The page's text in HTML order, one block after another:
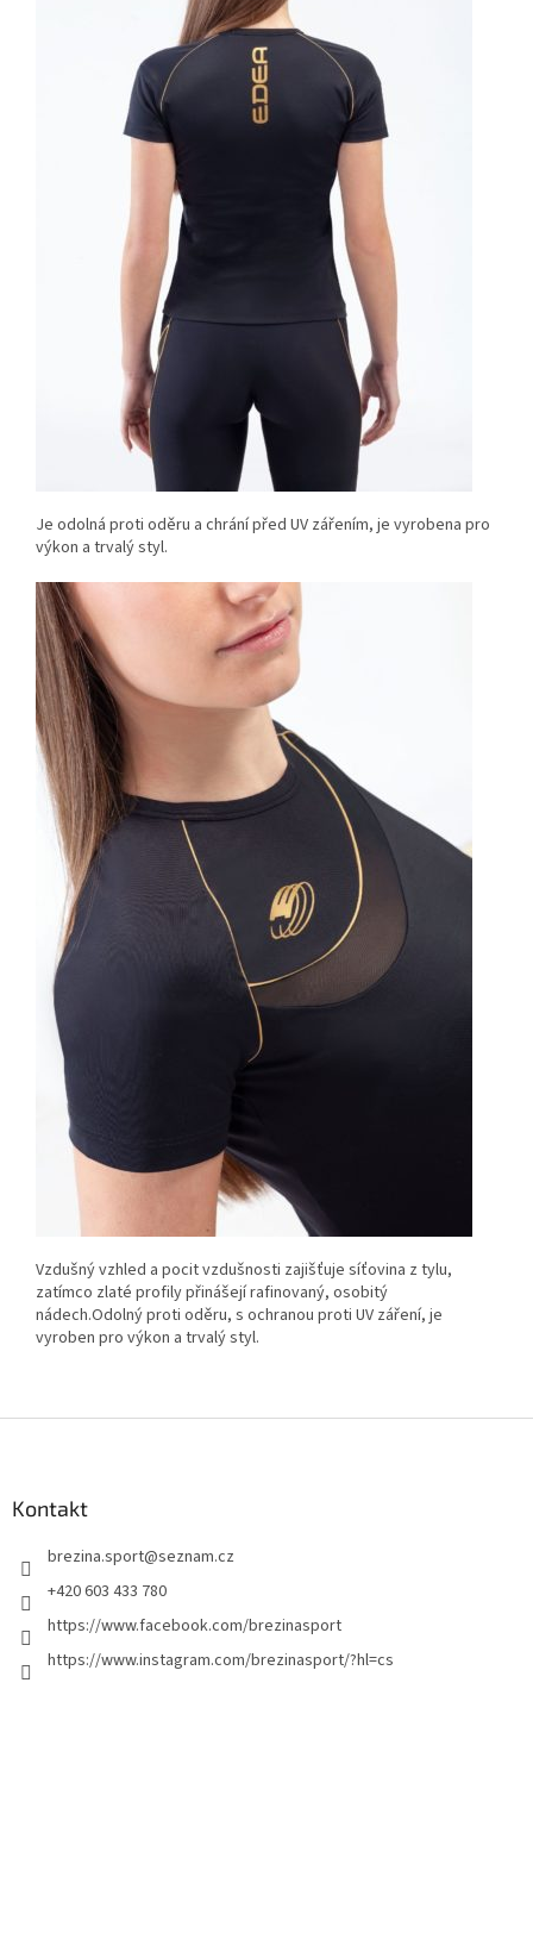
Je odolná proti oděru a chrání před UV zářením, je vyrobena pro
výkon a trvalý styl.
Vzdušný vzhled a pocit vzdušnosti zajišťuje síťovina z tylu,
zatímco zlaté profily přinášejí rafinovaný, osobitý
nádech.Odolný proti oděru, s ochranou proti UV záření, je
vyroben pro výkon a trvalý styl.
Kontakt
brezina.sport@seznam.cz
+420 603 433 780
https://www.facebook.com/brezinasport
https://www.instagram.com/brezinasport/?hl=cs